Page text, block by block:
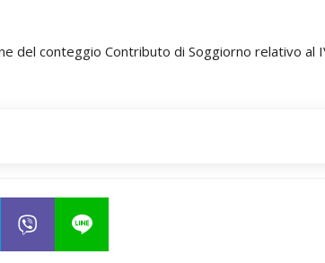
del conteggio Contributo di Soggiorno relativo al